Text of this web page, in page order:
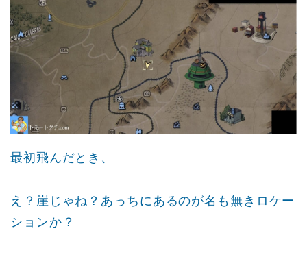
最初飛んだとき、
え？崖じゃね？あっちにあるのが名も無きロケー
ションか？